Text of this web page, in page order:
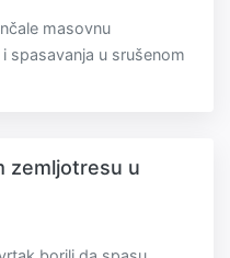
masovnu
spasavanja u srušenom
zemljotresu u